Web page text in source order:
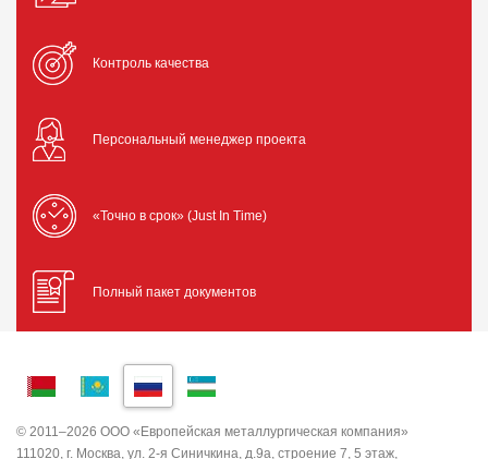
Контроль качества
Персональный менеджер проекта
«Точно в срок» (Just In Time)
Полный пакет документов
© 2011–2026 ООО «Европейская металлургическая компания»
111020, г. Москва, ул. 2-я Синичкина, д.9а, строение 7, 5 этаж,